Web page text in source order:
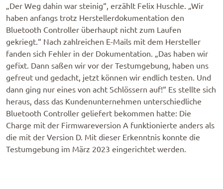
„Der Weg dahin war steinig“, erzählt Felix Huschle. „Wir
haben anfangs trotz Herstellerdokumentation den
Bluetooth Controller überhaupt nicht zum Laufen
gekriegt.“ Nach zahlreichen E-Mails mit dem Hersteller
fanden sich Fehler in der Dokumentation. „Das haben wir
gefixt. Dann saßen wir vor der Testumgebung, haben uns
gefreut und gedacht, jetzt können wir endlich testen. Und
dann ging nur eines von acht Schlössern auf!“ Es stellte sich
heraus, dass das Kundenunternehmen unterschiedliche
Bluetooth Controller geliefert bekommen hatte: Die
Charge mit der Firmwareversion A funktionierte anders als
die mit der Version D. Mit dieser Erkenntnis konnte die
Testumgebung im März 2023 eingerichtet werden.